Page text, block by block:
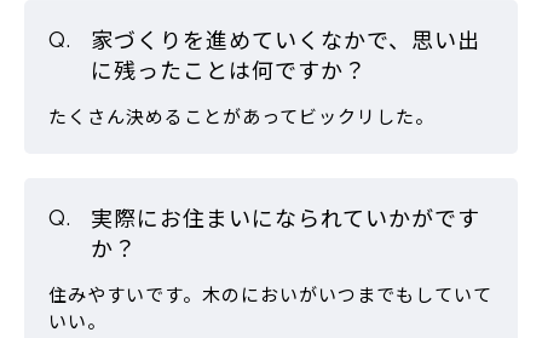
家づくりを進めていくなかで、思い出
に残ったことは何ですか？
たくさん決めることがあってビックリした。
実際にお住まいになられていかがです
か？
住みやすいです。木のにおいがいつまでもしていて
いい。